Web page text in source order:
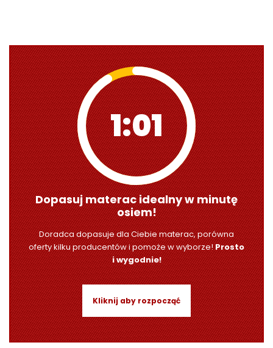
1:00
Dopasuj materac idealny w minutę
osiem!
Doradca dopasuje dla Ciebie materac, porówna
oferty kilku producentów i pomoże w wyborze!Prosto
i wygodnie!
Kliknij aby rozpocząć